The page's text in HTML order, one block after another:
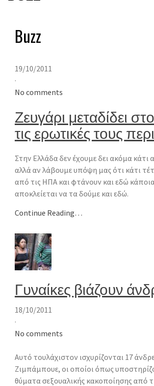
Buzz
19/10/2011
·
No comments
Ζευγάρι μεταδίδει
τις ερωτικές τους
Στην Ελλάδα δεν έχουμε δει ακόμα κάτι
αλλά αν λάβουμε υπόψη μας ότι κάτι
από τις ΗΠΑ και φτάνουν και εδώ
αποκλείεται να τα δούμε και εδώ.
Continue Reading…
Γυναίκες βιάζουν
18/10/2011
·
No comments
Αυτό τουλάχιστον ισχυρίζονται 17
Ζιμπάμπουε, οι οποίοι όπως
θύματα σεξουαλικής κακοποίησης από